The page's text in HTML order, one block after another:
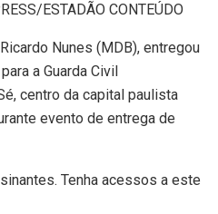
ESTADÃO CONTEÚDO
evento de entrega de
Tenha acessos a este